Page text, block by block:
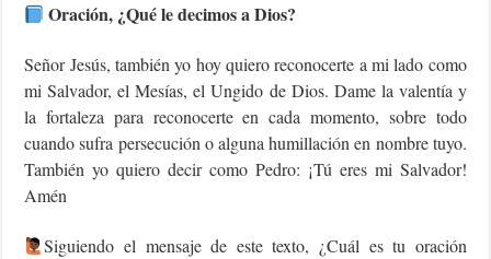
Oración, ¿Qué le decimos a Dios?
Señor Jesús, también yo hoy quiero reconocerte a mi lado como
mi Salvador, el Mesías, el Ungido de Dios. Dame la valentía y
la fortaleza para reconocerte en cada momento, sobre todo
cuando sufra persecución o alguna humillación en nombre tuyo.
También yo quiero decir como Pedro: ¡Tú eres mi Salvador!
Amén
Siguiendo el mensaje de este texto, ¿Cuál es tu oración